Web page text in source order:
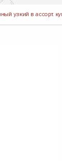
узкий в ассорт.